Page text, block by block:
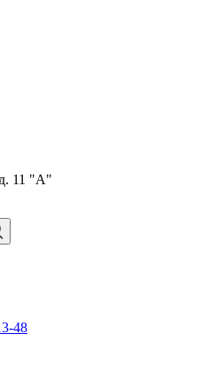
11 "А"
48